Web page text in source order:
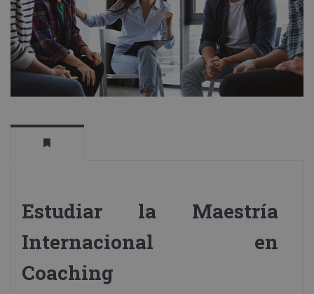
Estudiar la Maestría
Internacional en
Coaching